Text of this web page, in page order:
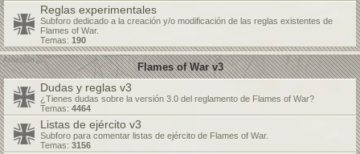
Reglas experimentales
Subforo dedicado a la creación y/o modificación de las reglas existentes de
Flames of War.
Temas: 190
Flames of War v3
Dudas y reglas v3
¿Tienes dudas sobre la versión 3.0 del reglamento de Flames of War?
Temas: 4464
Listas de ejército v3
Subforo para comentar listas de ejército de Flames of War.
Temas: 3156